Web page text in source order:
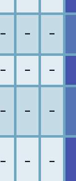
– – –
– – –
– – –
– – –